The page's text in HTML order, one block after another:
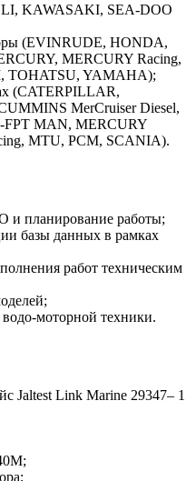
KAWASAKI, SEA-DOO
(EVINRUDE, HONDA,
MERCURY Racing,
TOHATSU, YAMAHA);
(CATERPILLAR,
MerCruiser Diesel,
MAN, MERCURY
MTU, PCM, SCANIA).
и планирование работы;
базы данных в рамках
работ техническим
моторной техники.
Jaltest Link Marine 29347– 1